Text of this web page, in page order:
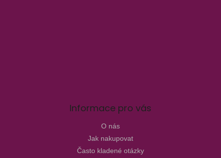
Informace pro vás
O nás
Jak nakupovat
Často kladené otázky